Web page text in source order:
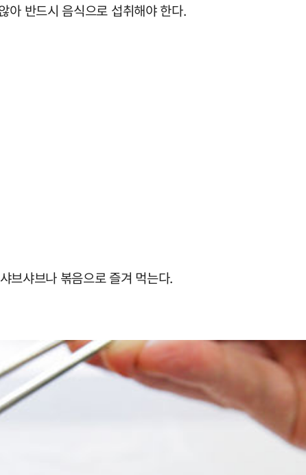
아 반드시 음식으로 섭취해야 한다.
브샤브나 볶음으로 즐겨 먹는다.